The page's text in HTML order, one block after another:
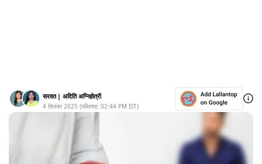
सरवत | अदिति अग्निहोत्री
4 सितंबर 2025 (पब्लिश्ड: 02:44 PM IST)